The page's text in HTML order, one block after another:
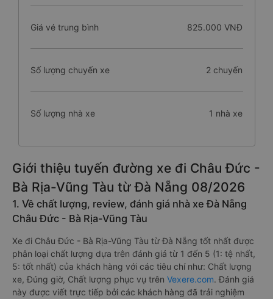
Giá vé trung bình 825.000 VNĐ
Số lượng chuyến xe 2 chuyến
Số lượng nhà xe 1 nhà xe
Giới thiệu tuyến đường xe đi Châu Đức -
Bà Rịa-Vũng Tàu từ Đà Nẵng 08/2026
1. Về chất lượng, review, đánh giá nhà xe Đà Nẵng
Châu Đức - Bà Rịa-Vũng Tàu
Xe đi Châu Đức - Bà Rịa-Vũng Tàu từ Đà Nẵng tốt nhất được
phân loại chất lượng dựa trên đánh giá từ 1 đến 5 (1: tệ nhất,
5: tốt nhất) của khách hàng với các tiêu chí như: Chất lượng
xe, Đúng giờ, Chất lượng phục vụ trên Vexere.com. Đánh giá
này được viết trực tiếp bởi các khách hàng đã trải nghiệm